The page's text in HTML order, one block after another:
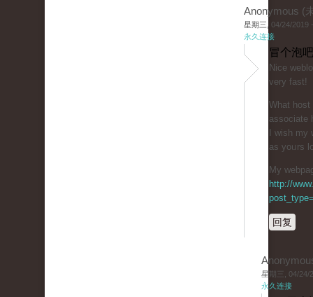
Anonymous (
星期三, 04/24/2019
永久连接
冒个泡
Niϲe
very fast!
What host
associаte
I wiѕh
as yoᥙrs
My
http://
回复
星期三, 04/24/
永久连接